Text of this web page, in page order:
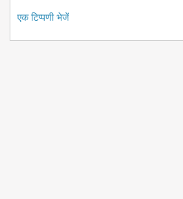
एक टिप्पणी भेजें